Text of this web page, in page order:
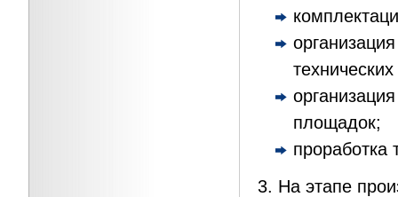
площадок;
проработка
3. На этапе